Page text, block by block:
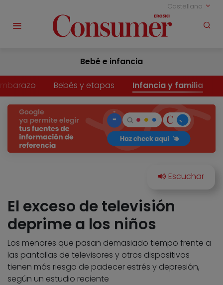
Castellano
Bebé e infancia
Bebés y etapas Infancia y familia
El exceso de televisión
deprime a los niños
Los menores que pasan demasiado tiempo frente a
las pantallas de televisores y otros dispositivos
tienen más riesgo de padecer estrés y depresión,
según un estudio reciente